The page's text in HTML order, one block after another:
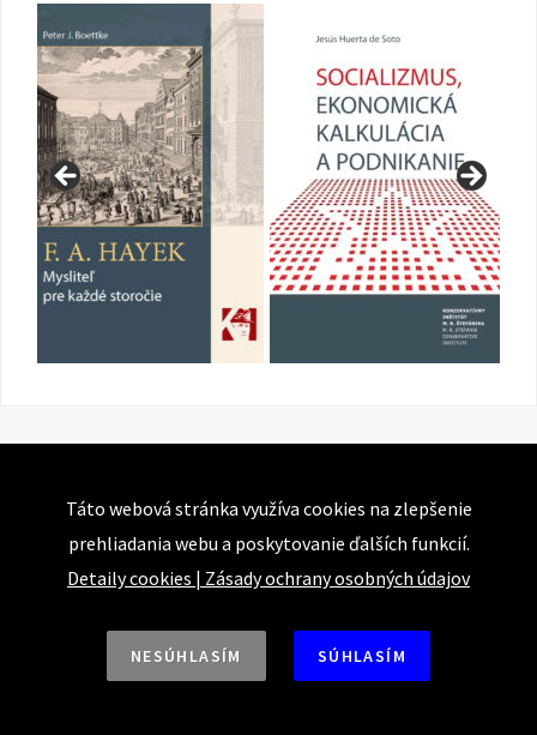
Táto webová stránka využíva cookies na zlepšenie
prehliadania webu a poskytovanie ďalších funkcií.
Detaily cookies | Zásady ochrany osobných údajov
NESÚHLASÍM SÚHLASÍM